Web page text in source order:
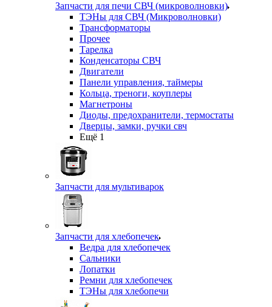
Запчасти для печи СВЧ (микроволновки)
ТЭНы для СВЧ (Микроволновки)
Трансформаторы
Прочее
Тарелка
Конденсаторы СВЧ
Двигатели
Панели управления, таймеры
Кольца, треноги, коуплеры
Магнетроны
Диоды, предохранители, термостаты
Дверцы, замки, ручки свч
Ещё 1
Запчасти для мультиварок
Запчасти для хлебопечек
Ведра для хлебопечек
Сальники
Лопатки
Ремни для хлебопечек
ТЭНы для хлебопечи